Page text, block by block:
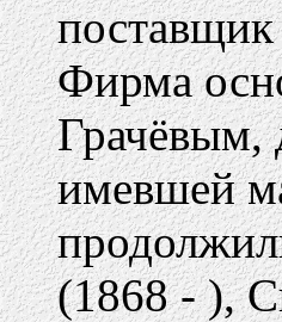
Фирма
Грачёвым,
имевшей
(1868 - ),